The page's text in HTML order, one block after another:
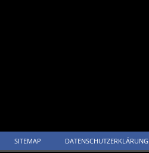
SITEMAP DATENSCHUTZERKLÄRUNG